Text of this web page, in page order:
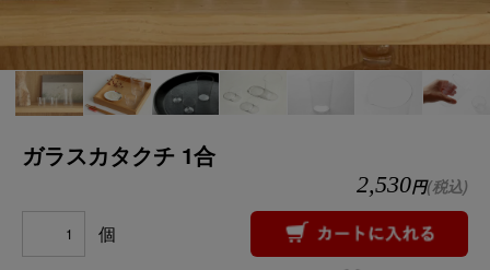
ガラスカタクチ 1合
2,530円(税込)
個